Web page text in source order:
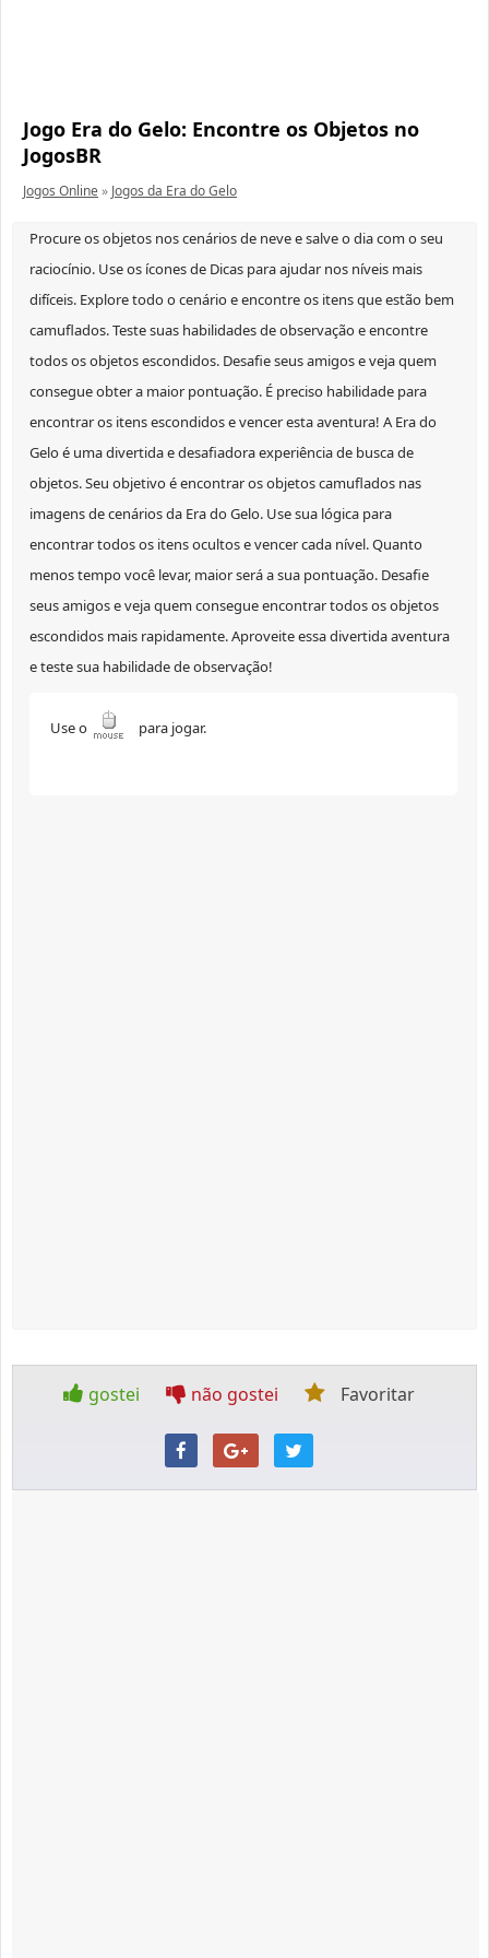
Jogo Era do Gelo: Encontre os Objetos no
JogosBR
Jogos Online» Jogos da Era do Gelo
Procure os objetos nos cenários de neve e salve o dia com o seu
raciocínio. Use os ícones de Dicas para ajudar nos níveis mais
difíceis. Explore todo o cenário e encontre os itens que estão bem
camuflados. Teste suas habilidades de observação e encontre
todos os objetos escondidos. Desafie seus amigos e veja quem
consegue obter a maior pontuação. É preciso habilidade para
encontrar os itens escondidos e vencer esta aventura! A Era do
Gelo é uma divertida e desafiadora experiência de busca de
objetos. Seu objetivo é encontrar os objetos camuflados nas
imagens de cenários da Era do Gelo. Use sua lógica para
encontrar todos os itens ocultos e vencer cada nível. Quanto
menos tempo você levar, maior será a sua pontuação. Desafie
seus amigos e veja quem consegue encontrar todos os objetos
escondidos mais rapidamente. Aproveite essa divertida aventura
e teste sua habilidade de observação!
Use o para jogar.
gostei não gostei Favoritar